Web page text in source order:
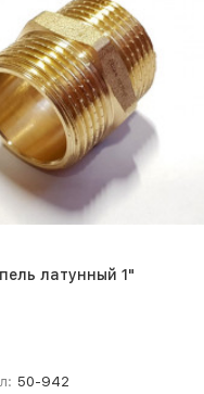
латунный 1"
50-942